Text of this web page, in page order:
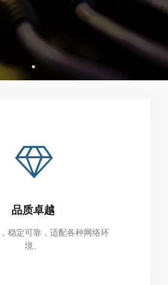
品质卓越
稳定可靠，适配各种网络环
境。